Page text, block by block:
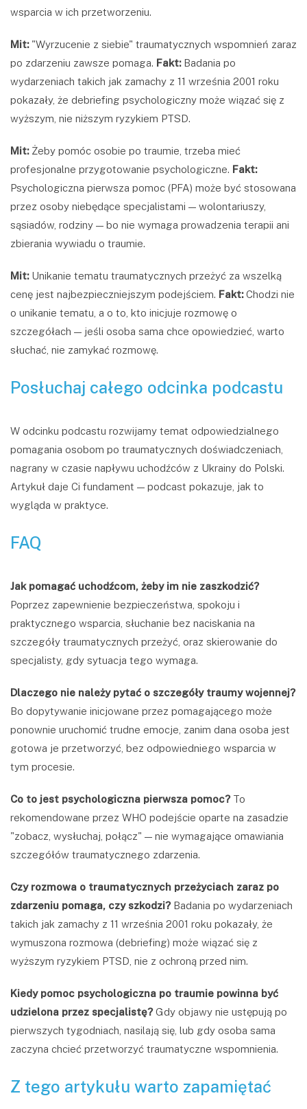
wsparcia w ich przetworzeniu.
Mit:"Wyrzucenie z siebie" traumatycznych wspomnień zaraz
po zdarzeniu zawsze pomaga. Fakt:Badania po
wydarzeniach takich jak zamachy z 11 września 2001 roku
pokazały, że debriefing psychologiczny może wiązać się z
wyższym, nie niższym ryzykiem PTSD.
Mit:Żeby pomóc osobie po traumie, trzeba mieć
profesjonalne przygotowanie psychologiczne. Fakt:
Psychologiczna pierwsza pomoc (PFA) może być stosowana
przez osoby niebędące specjalistami — wolontariuszy,
sąsiadów, rodziny — bo nie wymaga prowadzenia terapii ani
zbierania wywiadu o traumie.
Mit:Unikanie tematu traumatycznych przeżyć za wszelką
cenę jest najbezpieczniejszym podejściem. Fakt:Chodzi nie
o unikanie tematu, a o to, kto inicjuje rozmowę o
szczegółach — jeśli osoba sama chce opowiedzieć, warto
słuchać, nie zamykać rozmowę.
Posłuchaj całego odcinka podcastu
W odcinku podcastu rozwijamy temat odpowiedzialnego
pomagania osobom po traumatycznych doświadczeniach,
nagrany w czasie napływu uchodźców z Ukrainy do Polski.
Artykuł daje Ci fundament — podcast pokazuje, jak to
wygląda w praktyce.
FAQ
Jak pomagać uchodźcom, żeby im nie zaszkodzić?
Poprzez zapewnienie bezpieczeństwa, spokoju i
praktycznego wsparcia, słuchanie bez naciskania na
szczegóły traumatycznych przeżyć, oraz skierowanie do
specjalisty, gdy sytuacja tego wymaga.
Dlaczego nie należy pytać o szczegóły traumy wojennej?
Bo dopytywanie inicjowane przez pomagającego może
ponownie uruchomić trudne emocje, zanim dana osoba jest
gotowa je przetworzyć, bez odpowiedniego wsparcia w
tym procesie.
Co to jest psychologiczna pierwsza pomoc?To
rekomendowane przez WHO podejście oparte na zasadzie
"zobacz, wysłuchaj, połącz" — nie wymagające omawiania
szczegółów traumatycznego zdarzenia.
Czy rozmowa o traumatycznych przeżyciach zaraz po
zdarzeniu pomaga, czy szkodzi?Badania po wydarzeniach
takich jak zamachy z 11 września 2001 roku pokazały, że
wymuszona rozmowa (debriefing) może wiązać się z
wyższym ryzykiem PTSD, nie z ochroną przed nim.
Kiedy pomoc psychologiczna po traumie powinna być
udzielona przez specjalistę?Gdy objawy nie ustępują po
pierwszych tygodniach, nasilają się, lub gdy osoba sama
zaczyna chcieć przetworzyć traumatyczne wspomnienia.
Z tego artykułu warto zapamiętać